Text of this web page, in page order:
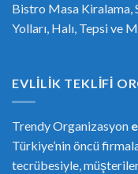
Bistro Masa Kiralama,
Yolları, Halı, Tepsi ve
EVLILIK TEKLIFI
Trendy Organizasyon
Türkiye’nin öncü
tecrübesiyle,